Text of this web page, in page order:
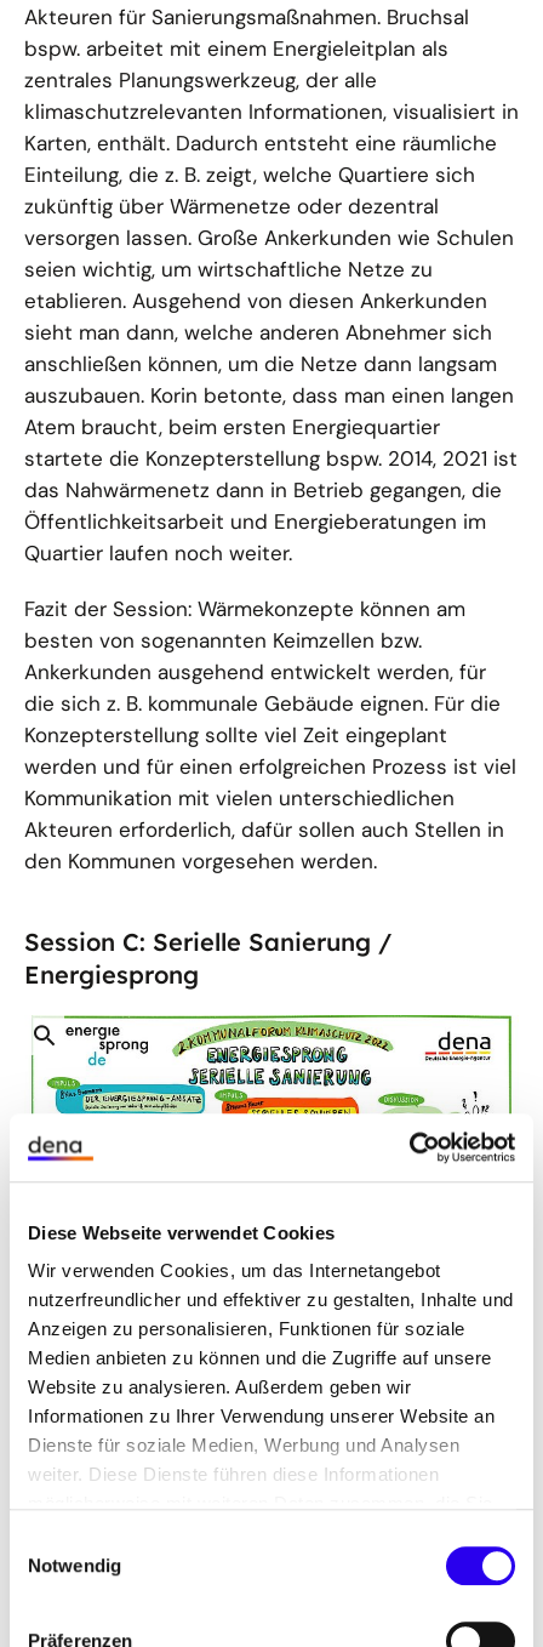
Diese Webseite verwendet Cookies
Wir verwenden Cookies, um das Internetangebot
nutzerfreundlicher und effektiver zu gestalten, Inhalte und
Anzeigen zu personalisieren, Funktionen für soziale
Medien anbieten zu können und die Zugriffe auf unsere
Website zu analysieren. Außerdem geben wir
Informationen zu Ihrer Verwendung unserer Website an
Dienste für soziale Medien, Werbung und Analysen
weiter. Diese Dienste führen diese Informationen
Nutzung der Dienste gesammelt haben.
Notwendig
Präferenzen
Akteuren für Sanierungsmaßnahmen. Bruchsal
bspw. arbeitet mit einem Energieleitplan als
zentrales Planungswerkzeug, der alle
klimaschutzrelevanten Informationen, visualisiert in
Karten, enthält. Dadurch entsteht eine räumliche
Einteilung, die z. B. zeigt, welche Quartiere sich
zukünftig über Wärmenetze oder dezentral
versorgen lassen. Große Ankerkunden wie Schulen
seien wichtig, um wirtschaftliche Netze zu
etablieren. Ausgehend von diesen Ankerkunden
sieht man dann, welche anderen Abnehmer sich
anschließen können, um die Netze dann langsam
auszubauen. Korin betonte, dass man einen langen
Atem braucht, beim ersten Energiequartier
startete die Konzepterstellung bspw. 2014, 2021 ist
das Nahwärmenetz dann in Betrieb gegangen, die
Öffentlichkeitsarbeit und Energieberatungen im
Quartier laufen noch weiter.
Fazit der Session: Wärmekonzepte können am
besten von sogenannten Keimzellen bzw.
Ankerkunden ausgehend entwickelt werden, für
die sich z. B. kommunale Gebäude eignen. Für die
Konzepterstellung sollte viel Zeit eingeplant
werden und für einen erfolgreichen Prozess ist viel
Kommunikation mit vielen unterschiedlichen
Akteuren erforderlich, dafür sollen auch Stellen in
den Kommunen vorgesehen werden.
Session C: Serielle Sanierung /
Energiesprong
öffnet
Bild
in
einer
vergrößerten
Darstellung
© dena/Fr
ieder
ike Ab
i tz
Session C: Serielle Sanierung / Energiesprong, Graphic Recording
Hinter dem Energiesprong-Prinzip verbirgt sich
eine Vision, die ursprünglich aus den Niederlanden
kommt und in Deutschland unter dem Begriff
„Serielles Sanieren“ den Weg ebnet, um
ganzheitliche energetische Gebäudesanierungen
und bezahlbarer zu machen. Dafür sollen
Sanierungskomponenten für Gebäudehülle und
Anlagentechnik industriell vorgefertigt werden. Nils